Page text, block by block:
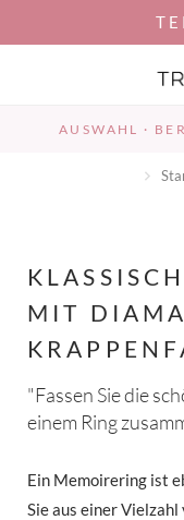
AUSWAHL ·
MIT
"Fassen Sie die
einem Ring
Ein Memoirering ist
Sie aus einer